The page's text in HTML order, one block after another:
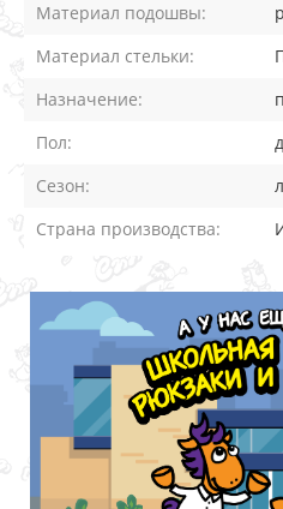
Материал подошвы:
Материал стельки:
Назначение:
Пол:
Сезон:
Страна производства: